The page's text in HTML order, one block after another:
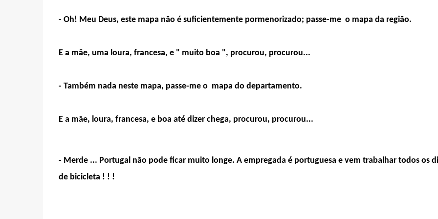
- Oh! Meu Deus, este mapa não é suficientemente pormenorizado; passe-me o mapa da região.
E a mãe, uma loura, francesa, e " muito boa ", procurou, procurou...
- Também nada neste mapa, passe-me o mapa do departamento.
E a mãe, loura, francesa, e boa até dizer chega, procurou, procurou...
- Merde ... Portugal não pode ficar muito longe. A empregada é portuguesa e vem trabalhar todos os
de bicicleta ! ! !